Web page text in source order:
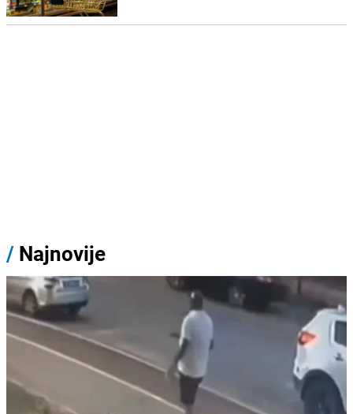
/ Najnovije